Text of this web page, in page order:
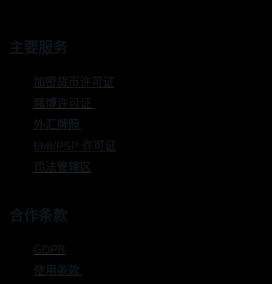
主要服务
加密货币许可证
赌博许可证
外汇牌照
EMI/PSP 许可证
司法管辖区
合作条款
GDPR
使用条款